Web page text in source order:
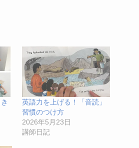
英語力を上げる！「音読」
習慣のつけ方
2026年5月23日
講師日記